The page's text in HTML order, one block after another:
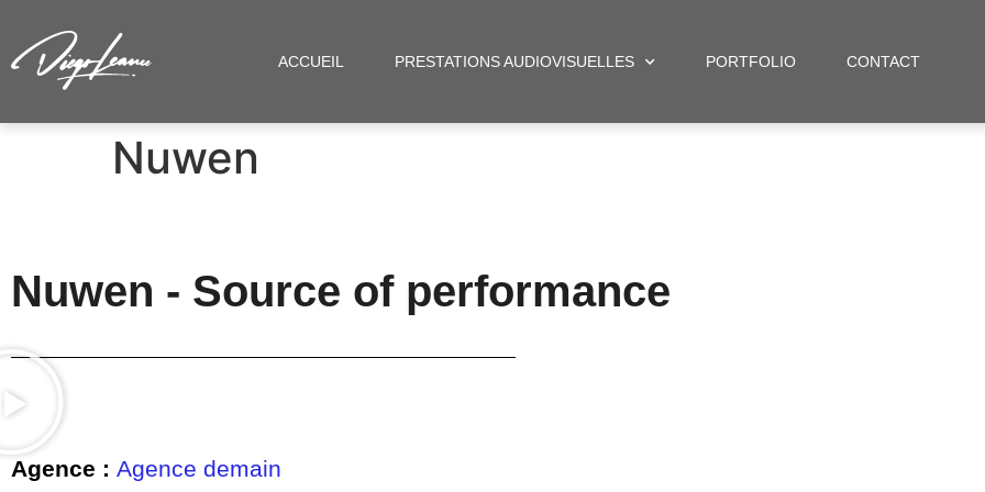
ACCUEIL PRESTATIONS AUDIOVISUELLES PORTFOLIO CONTACT
Nuwen
Nuwen - Source of performance
Agence : Agence demain